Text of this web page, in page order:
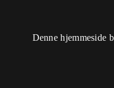
Denne hjemmeside